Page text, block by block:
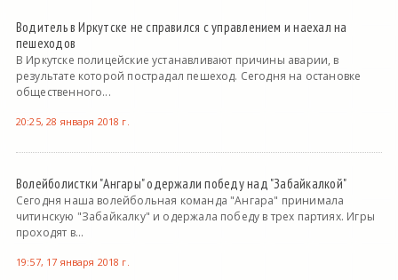
Водитель в Иркутске не справился с управлением и наехал на
пешеходов
В Иркутске полицейские устанавливают причины аварии, в
результате которой пострадал пешеход. Сегодня на остановке
общественного...
20:25, 28 января 2018 г.
Волейболистки "Ангары" одержали победу над "Забайкалкой"
Сегодня наша волейбольная команда "Ангара" принимала
читинскую "Забайкалку" и одержала победу в трех партиях. Игры
проходят в...
19:57, 17 января 2018 г.